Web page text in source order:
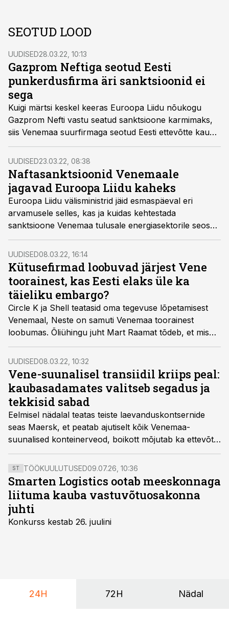
SEOTUD LOOD
UUDISED28.03.22, 10:13
Gazprom Neftiga seotud Eesti
punkerdusfirma äri sanktsioonid ei
sega
Kuigi märtsi keskel keeras Euroopa Liidu nõukogu
Gazprom Nefti vastu seatud sanktsioone karmimaks,
siis Venemaa suurfirmaga seotud Eesti ettevõtte kaudu
jätkub kütuseäri segamatult.
UUDISED23.03.22, 08:38
Naftasanktsioonid Venemaale
jagavad Euroopa Liidu kaheks
Euroopa Liidu välisministrid jäid esmaspäeval eri
arvamusele selles, kas ja kuidas kehtestada
sanktsioone Venemaa tulusale energiasektorile seoses
Ukrainas sõdimisega, Saksamaa leidis, et liit on liiga
sõltuv Venemaa naftast, et embargo kehtestada,
kirjutab Reuters.
UUDISED08.03.22, 16:14
Kütusefirmad loobuvad järjest Vene
toorainest, kas Eesti elaks üle ka
täieliku embargo?
Circle K ja Shell teatasid oma tegevuse lõpetamisest
Venemaal, Neste on samuti Venemaa toorainest
loobumas. Õliühingu juht Mart Raamat tõdeb, et mis
puudutab naftasaadusi, siis on Eesti mõne teise
piirkonnaga võrreldes pisut paremas seisus, lisaks on
rahandusministeeriumil võti, millega leevendada
hinnatõusu tagajärgi tarbijatele.
UUDISED08.03.22, 10:32
Vene-suunalisel transiidil kriips peal:
kaubasadamates valitseb segadus ja
tekkisid sabad
Eelmisel nädalal teatas teiste laevanduskontsernide
seas Maersk, et peatab ajutiselt kõik Venemaa-
suunalised konteinerveod, boikott mõjutab ka ettevõtte
Eesti haru ja siinset transiiti.
ST TÖÖKUULUTUSED09.07.26, 10:36
Smarten Logistics ootab meeskonnaga
liituma kauba vastuvõtuosakonna
juhti
Konkurss kestab 26. juulini
24H 72H Nädal